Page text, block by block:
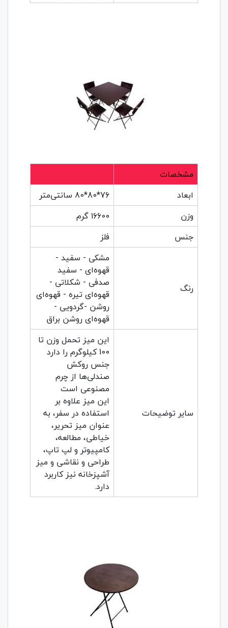
مشخصات
ابعاد
76*80*80 سانتی‌متر
وزن
16600 گرم
جنس
فلز
رنگ
مشکی - سفید -
قهوه‌ای - سفید
صدفی - شکلاتی -
قهوه‌ای تیره - قهوه‌ای
روشن -گردویی -
قهوه‌ای روشن براق
سایر توضیحات
این میز تحمل وزن تا
100 کیلوگرم را دارد
جنس روکش‌
صندلی‌ها از چرم
مصنوعی است
این میز علاوه بر
استفاده در سفر، به
عنوان میز تحریر،
خیاطی، مطالعه،
کامپیوتر و لپ تاپ،
طراحی و نقاشی و میز
آشپزخانه نیز کاربرد
دارد.